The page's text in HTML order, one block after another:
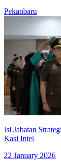
Pekanbaru
Isi Jabatan
Kasi Intel
22 January 2026